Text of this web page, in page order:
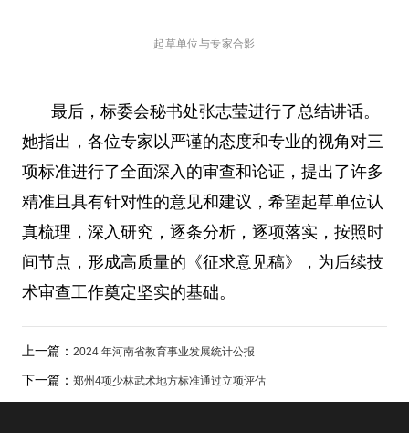
起草单位与专家合影
最后，标委会秘书处张志莹进行了总结讲话。
她指出，各位专家以严谨的态度和专业的视角对三
项标准进行了全面深入的审查和论证，提出了许多
精准且具有针对性的意见和建议，希望起草单位认
真梳理，深入研究，逐条分析，逐项落实，按照时
间节点，形成高质量的《征求意见稿》，为后续技
术审查工作奠定坚实的基础。
上一篇： 2024 年河南省教育事业发展统计公报
下一篇： 郑州4项少林武术地方标准通过立项评估